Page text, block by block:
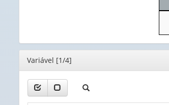
Editor
Variável [1/4]